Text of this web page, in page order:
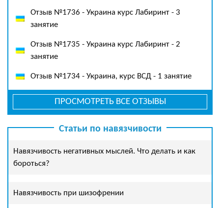
Отзыв №1736 - Украина курс Лабиринт - 3
занятие
Отзыв №1735 - Украина курс Лабиринт - 2
занятие
Отзыв №1734 - Украина, курс ВСД - 1 занятие
ПРОСМОТРЕТЬ ВСЕ ОТЗЫВЫ
Статьи по навязчивости
Навязчивость негативных мыслей. Что делать и как
бороться?
Навязчивость при шизофрении